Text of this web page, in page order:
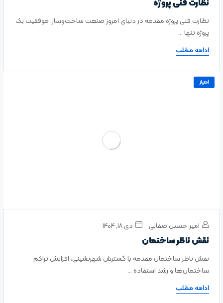
نظارت فنی پروژه
نظارت فنی پروژه مقدمه در دنیای امروز صنعت ساخت‌وساز، موفقیت یک
پروژه تنها ...
ادامه مطلب
امتیاز
امیر حسین صفایی دی ۱۸, ۱۴۰۴
نقش ناظر ساختمان
نقش ناظر ساختمان مقدمه با گسترش شهرنشینی، افزایش تراکم
ساختمان‌ها و رشد استفاده ...
ادامه مطلب